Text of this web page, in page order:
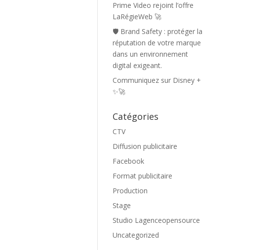
Prime Video rejoint l’offre
LaRégieWeb 🚀
🛡️ Brand Safety : protéger la
réputation de votre marque
dans un environnement
digital exigeant.
Communiquez sur Disney +
✨🚀
Catégories
CTV
Diffusion publicitaire
Facebook
Format publicitaire
Production
Stage
Studio Lagenceopensource
Uncategorized